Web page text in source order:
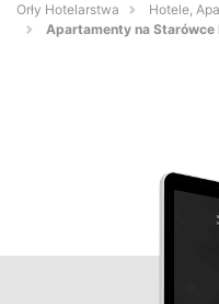
Orły Hotelarstwa
Hotele,
Apartamenty na Starówce